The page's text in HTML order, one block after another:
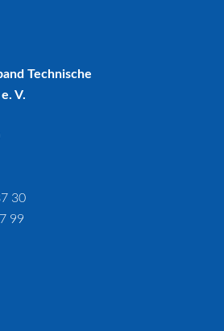
Technische
V.
30
99